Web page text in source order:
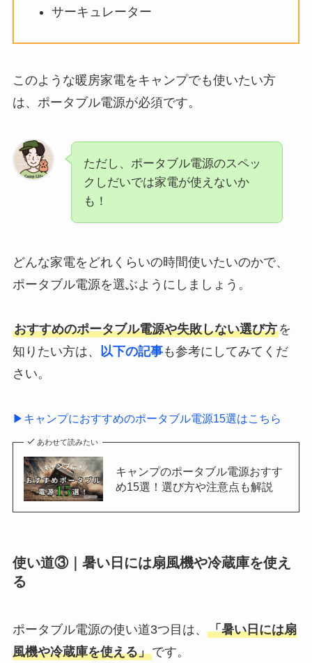
サーキュレーター
このような暖房家電をキャンプでも使いたい方
は、ポータブル電源が必須です。
ただし、ポータブル電源のスペッ
クしだいでは家電が使えないか
も！
どんな家電をどれくらいの時間使いたいのかで、
ポータブル電源を選ぶようにしましょう。
おすすめのポータブル電源や失敗しない選び方を
知りたい方は、
以下の記事も参考にしてみてくだ
さい。
▶キャンプにおすすめのポータブル電源15選はこちら
あわせて読みたい
キャンプのポータブル電源おすす
め15選！選び方や注意点も解説
使い道③｜暑い日には扇風機や冷蔵庫を使え
る
ポータブル電源の使い道3つ目は、 「暑い日には扇
風機や冷蔵庫を使える」です。